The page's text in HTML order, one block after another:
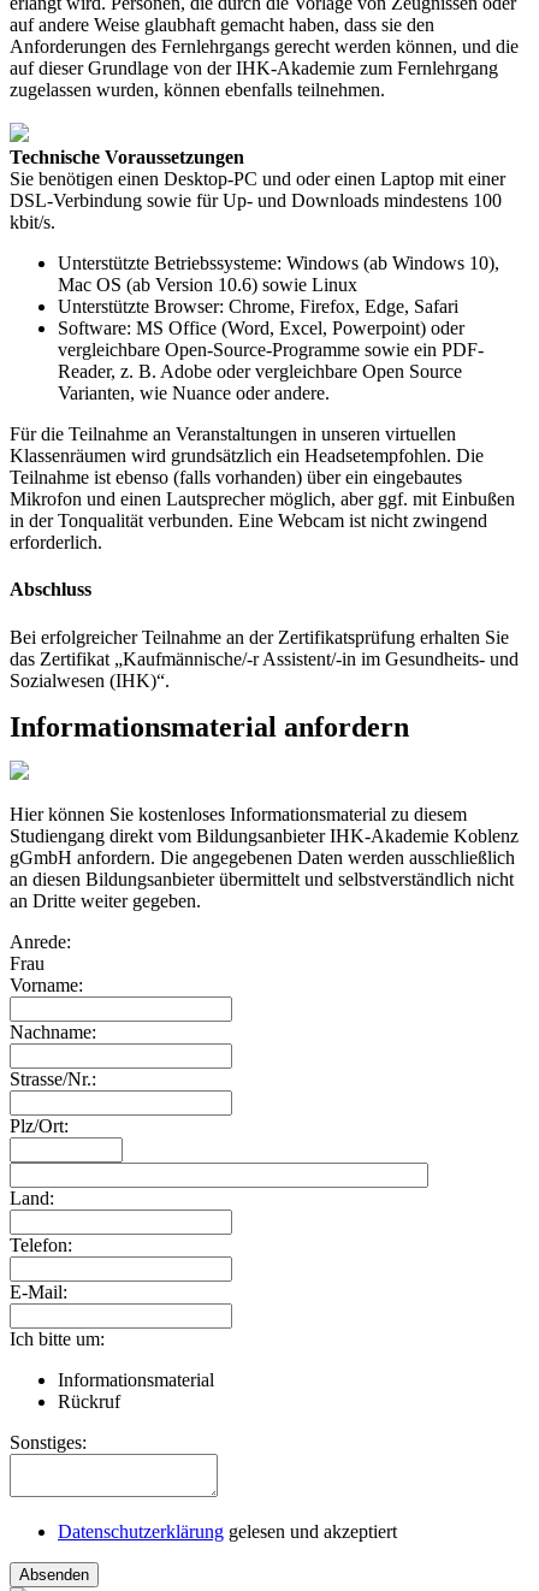
auf andere Weise glaubhaft gemacht haben, dass sie den
Anforderungen des Fernlehrgangs gerecht werden können, und die
auf dieser Grundlage von der IHK-Akademie zum Fernlehrgang
zugelassen wurden, können ebenfalls teilnehmen.
Technische Voraussetzungen
Sie benötigen einen Desktop-PC und oder einen Laptop mit einer
DSL-Verbindung sowie für Up- und Downloads mindestens 100
kbit/s.
Unterstützte Betriebssysteme: Windows (ab Windows 10),
Mac OS (ab Version 10.6) sowie Linux
Unterstützte Browser: Chrome, Firefox, Edge, Safari
Software: MS Office (Word, Excel, Powerpoint) oder
vergleichbare Open-Source-Programme sowie ein PDF-
Reader, z. B. Adobe oder vergleichbare Open Source
Varianten, wie Nuance oder andere.
Für die Teilnahme an Veranstaltungen in unseren virtuellen
Klassenräumen wird grundsätzlich ein Headsetempfohlen. Die
Teilnahme ist ebenso (falls vorhanden) über ein eingebautes
Mikrofon und einen Lautsprecher möglich, aber ggf. mit Einbußen
in der Tonqualität verbunden. Eine Webcam ist nicht zwingend
erforderlich.
Abschluss
Bei erfolgreicher Teilnahme an der Zertifikatsprüfung erhalten Sie
das Zertifikat „Kaufmännische/-r Assistent/-in im Gesundheits- und
Sozialwesen (IHK)“.
Informationsmaterial anfordern
Hier können Sie kostenloses Informationsmaterial zu diesem
Studiengang direkt vom Bildungsanbieter IHK-Akademie Koblenz
gGmbH anfordern. Die angegebenen Daten werden ausschließlich
an diesen Bildungsanbieter übermittelt und selbstverständlich nicht
an Dritte weiter gegeben.
Anrede:
Frau
Vorname:
Nachname:
Strasse/Nr.:
Plz/Ort:
Land:
Telefon:
E-Mail:
Ich bitte um:
Informationsmaterial
Rückruf
Sonstiges:
Datenschutzerklärung gelesen und akzeptiert
Absenden